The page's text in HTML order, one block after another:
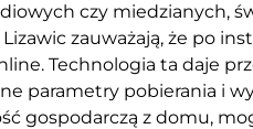
czy miedzianych,
zauważają, że po
Technologia ta daje
parametry pobierania i
gospodarczą z domu,